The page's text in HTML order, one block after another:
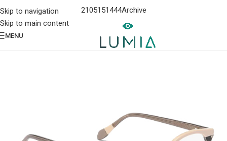
Skip to navigation
Skip to main content
2105151444Archive
MENU